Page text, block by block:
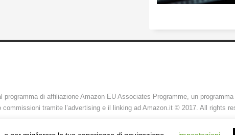
programma di affiliazione Amazon EU Associates Programme, un
commissioni tramite l’advertising e il linking ad Amazon.it © 2017. All rights